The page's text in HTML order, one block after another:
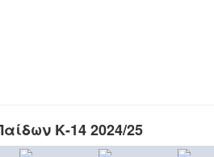
Κ-14 2024/25